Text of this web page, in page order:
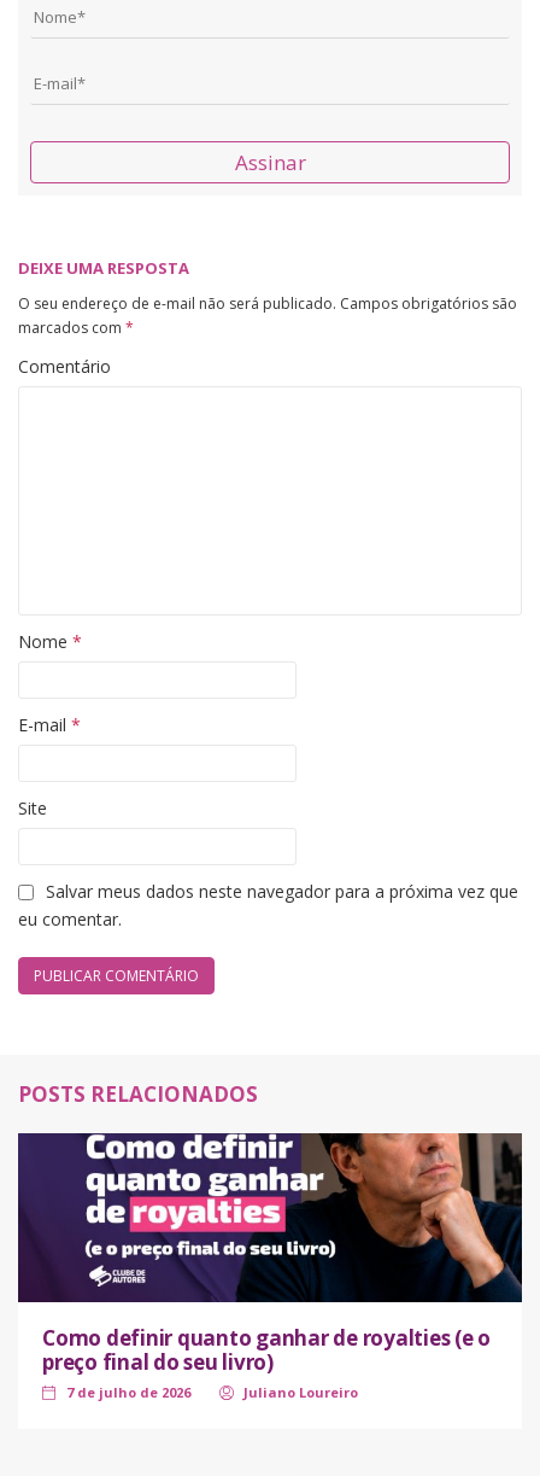
Assinar
DEIXE UMA RESPOSTA
O seu endereço de e-mail não será publicado. Campos obrigatórios são
marcados com *
Comentário
Nome *
E-mail *
Site
Salvar meus dados neste navegador para a próxima vez que
eu comentar.
POSTS RELACIONADOS
Como definir quanto ganhar de royalties (e o
preço final do seu livro)
7 de julho de 2026 Juliano Loureiro